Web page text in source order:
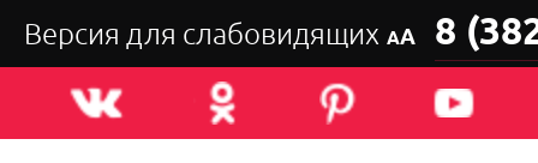
Версия для слабовидящих АА 8